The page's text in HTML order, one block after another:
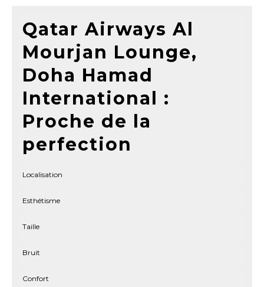
Qatar Airways Al
Mourjan Lounge,
Doha Hamad
International :
Proche de la
perfection
Localisation
Esthétisme
Taille
Bruit
Confort